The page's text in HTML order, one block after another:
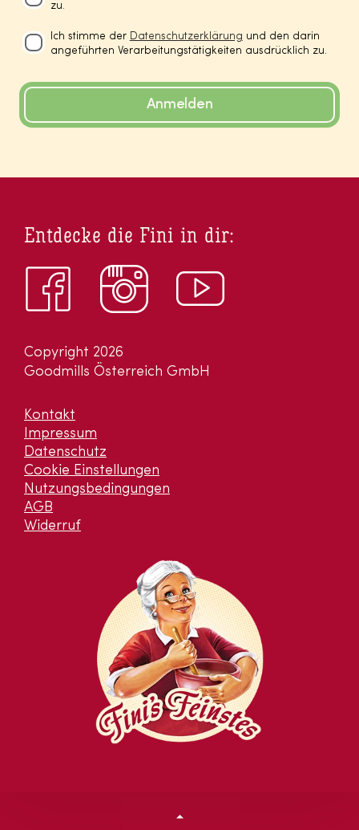
zu.
Ich stimme der Datenschutzerklärung und den darin
angeführten Verarbeitungstätigkeiten ausdrücklich zu.
Anmelden
Copyright 2026
Goodmills Österreich GmbH
Kontakt
Impressum
Datenschutz
Cookie Einstellungen
Nutzungsbedingungen
AGB
Widerruf
Entdecke die Fini in dir: